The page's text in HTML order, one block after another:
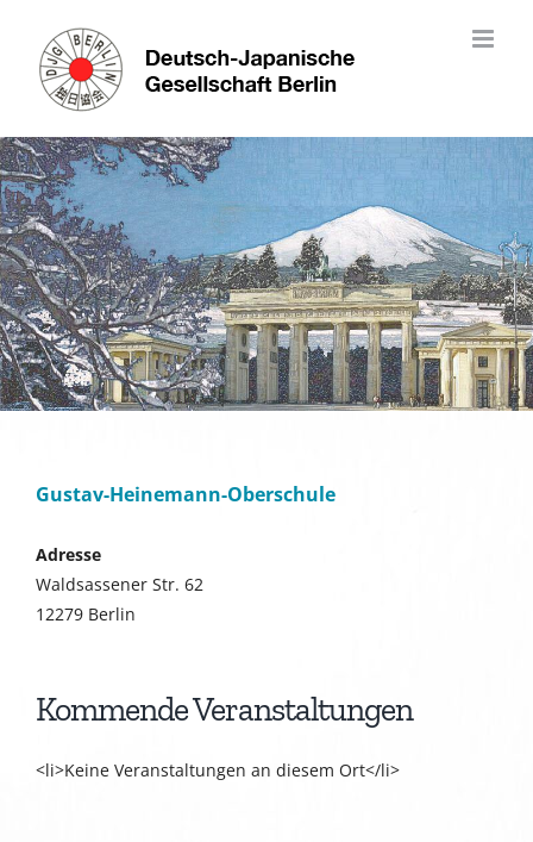
content
Gustav-Heinemann-Oberschule
Adresse
Waldsassener Str. 62
12279 Berlin
Kommende Veranstaltungen
<li>Keine Veranstaltungen an diesem Ort</li>